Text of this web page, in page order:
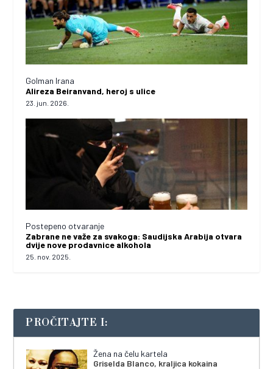
Golman Irana
Alireza Beiranvand, heroj s ulice
23. jun. 2026.
Postepeno otvaranje
Zabrane ne važe za svakoga: Saudijska Arabija otvara
dvije nove prodavnice alkohola
25. nov. 2025.
PROČITAJTE I:
Žena na čelu kartela
Griselda Blanco, kraljica kokaina